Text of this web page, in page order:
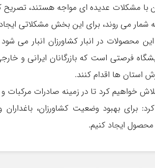
با مشکلات عدیده ای مواجه هستند، تصریح
شمار می روند، برای این بخش مشکلاتی
این محصولات در انبار کشاورزان انبار
فرصتی است که بازرگانان ایرانی و
استان ها اقدام کنند.
خواهیم کرد تا در زمینه صادرات مرکبات
برای بهبود وضعیت کشاورزان، باغداران
ایجاد کنیم.